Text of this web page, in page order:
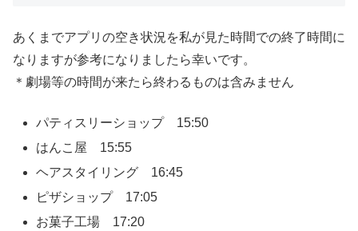
あくまでアプリの空き状況を私が見た時間での終了時間に
なりますが参考になりましたら幸いです。
＊劇場等の時間が来たら終わるものは含みません
パティスリーショップ 15:50
はんこ屋 15:55
ヘアスタイリング 16:45
ピザショップ 17:05
お菓子工場 17:20